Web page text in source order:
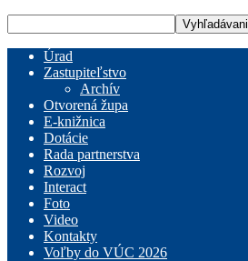
Úrad
Zastupiteľstvo
Archív
Otvorená župa
E-knižnica
Dotácie
Rada partnerstva
Rozvoj
Interact
Foto
Video
Kontakty
Voľby do VÚC 2026